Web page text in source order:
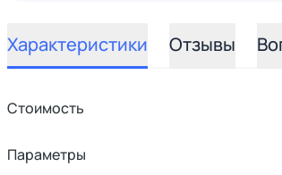
Характеристики Отзывы
Стоимость
Параметры